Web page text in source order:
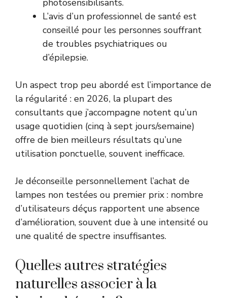
L’avis d’un professionnel de santé est
conseillé pour les personnes souffrant
de troubles psychiatriques ou
d’épilepsie.
Un aspect trop peu abordé est l’importance de
la régularité : en 2026, la plupart des
consultants que j’accompagne notent qu’un
usage quotidien (cinq à sept jours/semaine)
offre de bien meilleurs résultats qu’une
utilisation ponctuelle, souvent inefficace.
Je déconseille personnellement l’achat de
lampes non testées ou premier prix : nombre
d’utilisateurs déçus rapportent une absence
d’amélioration, souvent due à une intensité ou
une qualité de spectre insuffisantes.
Quelles autres stratégies
naturelles associer à la